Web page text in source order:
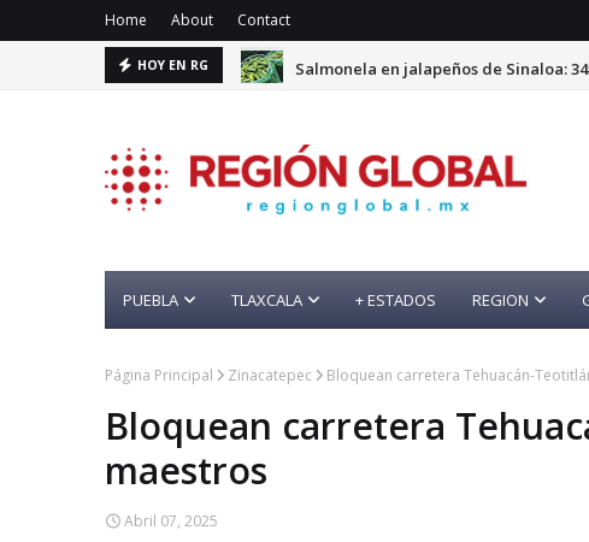
Home About Contact
HOY EN RG Salmonela en jalapeños de Sinaloa:
PUEBLA TLAXCALA + ESTADOS REGION
Página Principal Zinacatepec Bloquean carretera Tehuacán-
Bloquean carretera
maestros
Abril 07, 2025